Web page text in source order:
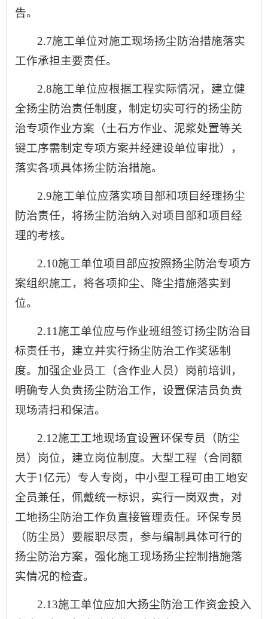
告。
2.7施工单位对施工现场扬尘防治措施落实
工作承担主要责任。
2.8施工单位应根据工程实际情况，建立健
全扬尘防治责任制度，制定切实可行的扬尘防
治专项作业方案（土石方作业、泥浆处置等关
键工序需制定专项方案并经建设单位审批），
落实各项具体扬尘防治措施。
2.9施工单位应落实项目部和项目经理扬尘
防治责任，将扬尘防治纳入对项目部和项目经
理的考核。
2.10施工单位项目部应按照扬尘防治专项方
案组织施工，将各项抑尘、降尘措施落实到
位。
2.11施工单位应与作业班组签订扬尘防治目
标责任书，建立并实行扬尘防治工作奖惩制
度。加强企业员工（含作业人员）岗前培训，
明确专人负责扬尘防治工作，设置保洁员负责
现场清扫和保洁。
2.12施工工地现场宜设置环保专员（防尘
员）岗位，建立岗位制度。大型工程（合同额
大于1亿元）专人专岗，中小型工程可由工地安
全员兼任，佩戴统一标识，实行一岗双责，对
工地扬尘防治工作负直接管理责任。环保专员
（防尘员）要履职尽责，参与编制具体可行的
扬尘防治方案，强化施工现场扬尘控制措施落
实情况的检查。
2.13施工单位应加大扬尘防治工作资金投入